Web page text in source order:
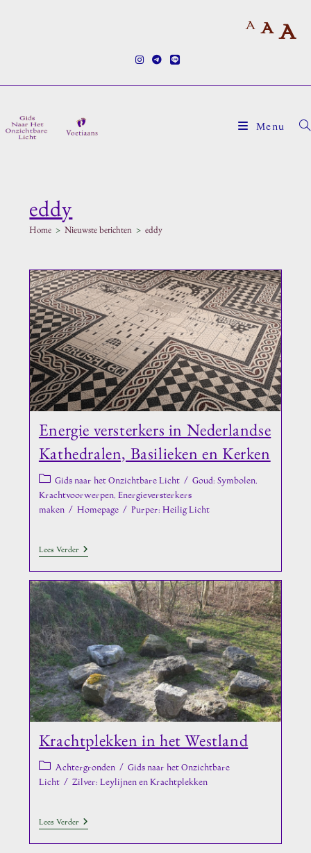
A A A
Menu
eddy
Home > Nieuwste berichten > eddy
Energie versterkers in Nederlandse
Kathedralen, Basilieken en Kerken
Berichtcategorie:
Gids naar het Onzichtbare Licht / Goud: Symbolen,
Krachtvoorwerpen, Energieversterkers
maken / Homepage / Purper: Heilig Licht
Lees VerderEnergie
In
Nederlandse
Kathedralen,
Basilieken
En
Kerken
Krachtplekken in het Westland
Berichtcategorie:
Achtergronden / Gids naar het Onzichtbare
Licht / Zilver: Leylijnen en Krachtplekken
Lees VerderKrachtplekken
Het